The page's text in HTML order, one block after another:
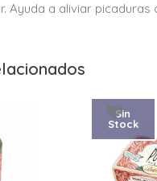
Ayuda a aliviar picaduras
Sin
Stock